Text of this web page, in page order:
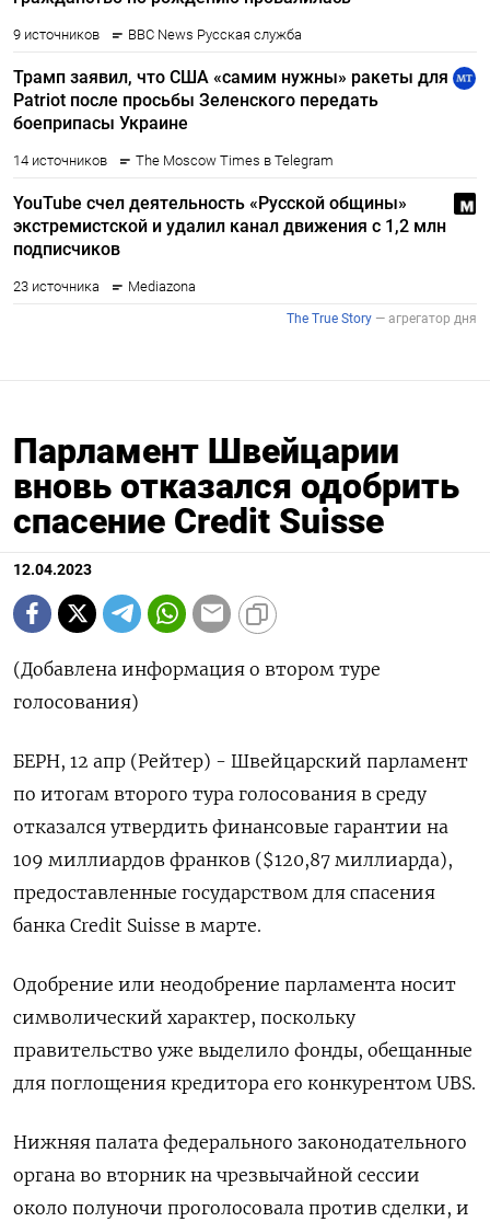
Парламент Швейцарии
вновь отказался одобрить
спасение Credit Suisse
12.04.2023
(Добавлена информация о втором туре
голосования)
БЕРН, 12 апр (Рейтер) - Швейцарский парламент
по итогам второго тура голосования в среду
отказался утвердить финансовые гарантии на
109 миллиардов франков ($120,87 миллиарда),
предоставленные государством для спасения
банка Credit Suisse в марте.
Одобрение или неодобрение парламента носит
символический характер, поскольку
правительство уже выделило фонды, обещанные
для поглощения кредитора его конкурентом UBS.
Нижняя палата федерального законодательного
органа во вторник на чрезвычайной сессии
около полуночи проголосовала против сделки, и